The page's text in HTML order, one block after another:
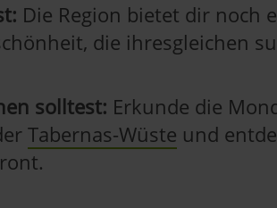
Die Region bietet dir noch
die ihresgleichen
solltest: Erkunde die
Tabernas-Wüste und